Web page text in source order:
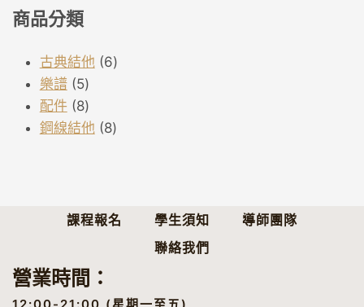
商品分類
古典結他 66
品
樂譜 55
個
產
配件 88
個
鋼線結他 88
課程報名
學生須知
導師團隊
聯絡我們
營業時間：